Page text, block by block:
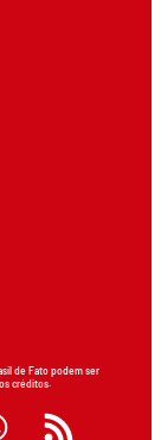
de Fato podem ser
créditos.